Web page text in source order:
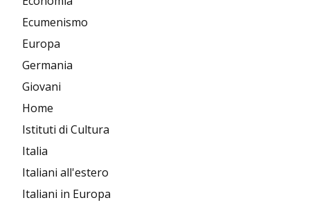
Ecumenismo
Europa
Germania
Giovani
Home
Istituti di Cultura
Italia
Italiani all'estero
Italiani in Europa